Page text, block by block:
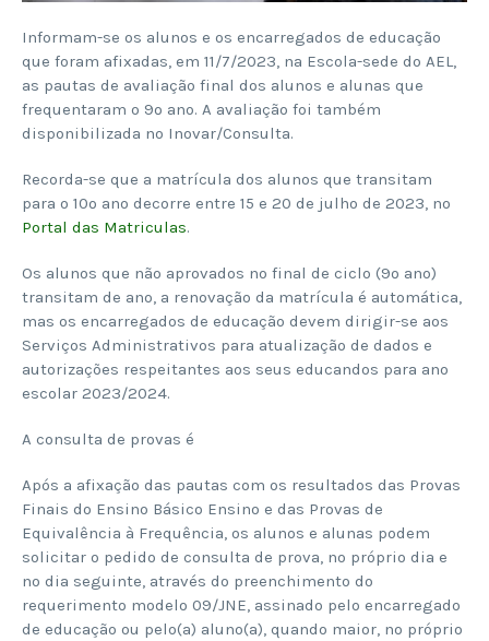
Informam-se os alunos e os encarregados de educação
que foram afixadas, em 11/7/2023, na Escola-sede do AEL,
as pautas de avaliação final dos alunos e alunas que
frequentaram o 9º ano. A avaliação foi também
disponibilizada no Inovar/Consulta.
Recorda-se que a matrícula dos alunos que transitam
para o 10º ano decorre entre 15 e 20 de julho de 2023, no
Portal das Matriculas.
Os alunos que não aprovados no final de ciclo (9º ano)
transitam de ano, a renovação da matrícula é automática,
mas os encarregados de educação devem dirigir-se aos
Serviços Administrativos para atualização de dados e
autorizações respeitantes aos seus educandos para ano
escolar 2023/2024.
A consulta de provas é
Após a afixação das pautas com os resultados das Provas
Finais do Ensino Básico Ensino e das Provas de
Equivalência à Frequência, os alunos e alunas podem
solicitar o pedido de consulta de prova, no próprio dia e
no dia seguinte, através do preenchimento do
requerimento modelo 09/JNE, assinado pelo encarregado
de educação ou pelo(a) aluno(a), quando maior, no próprio